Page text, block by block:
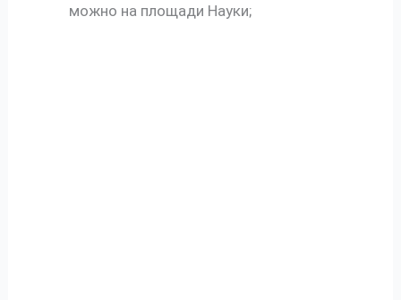
можно на площади Науки;